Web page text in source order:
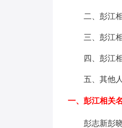
二、彭江
三、彭江
四、彭江
五、其他
一、彭江相关
彭志新彭